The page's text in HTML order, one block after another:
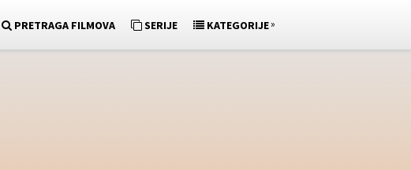
PRETRAGA FILMOVA SERIJE KATEGORIJE»